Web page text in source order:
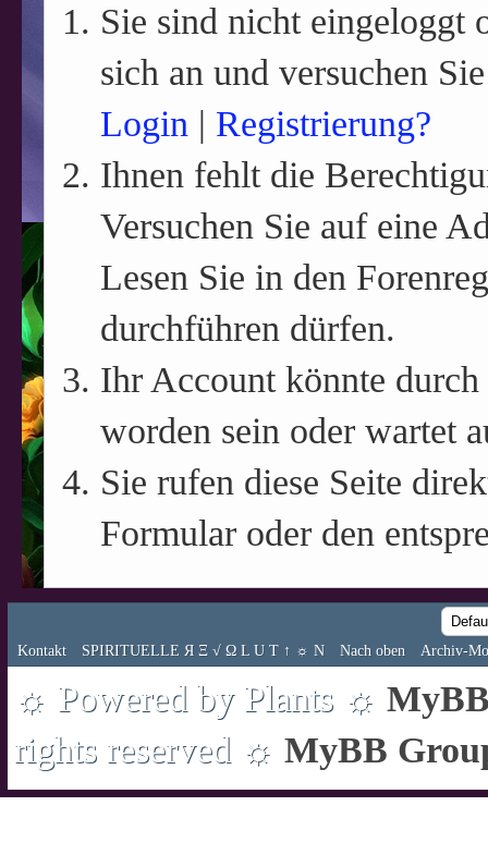
Sie sind nicht eingeloggt
sich an und versuchen
Login | Registrierung?
Ihnen fehlt die
Versuchen Sie auf eine
Lesen Sie in den
durchführen dürfen.
Ihr Account könnte
worden sein oder wartet
Sie rufen diese Seite
Formular oder den
Kontakt SPIRITUELLE Я Ξ √ Ω L U T ↑ ☼ N Nach oben Archiv-
☼ Powered by Plants ☼
rights reserved ☼ MyBB